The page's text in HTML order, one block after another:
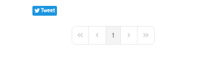
Tweet
First PagePrevious Page
1 Next PageLast Page